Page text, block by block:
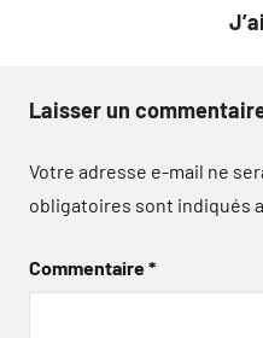
Laisser un
Votre adresse e-mail ne
obligatoires sont indiqués
Commentaire*